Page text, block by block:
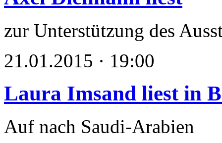
zur Unterstützung des
21.01.2015 · 19:00
Laura Imsand liest in
Auf nach Saudi-Arabien